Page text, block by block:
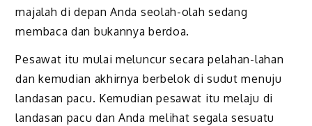
majalah di depan Anda seolah-olah sedang
membaca dan bukannya berdoa.
Pesawat itu mulai meluncur secara pelahan-lahan
dan kemudian akhirnya berbelok di sudut menuju
landasan pacu. Kemudian pesawat itu melaju di
landasan pacu dan Anda melihat segala sesuatu